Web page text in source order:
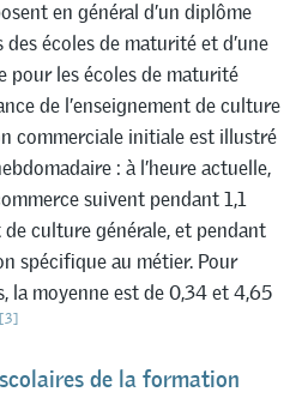
en général d’un diplôme
des écoles de maturité et d’une
les écoles de maturité
de l’enseignement de culture
commerciale initiale est illustré
: à l’heure actuelle,
suivent pendant 1,1
culture générale, et pendant
spécifique au métier. Pour
la moyenne est de 0,34 et 4,65
[3]
de la formation